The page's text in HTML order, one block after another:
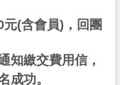
(含會員)，回團
知繳交費用信，
成功。